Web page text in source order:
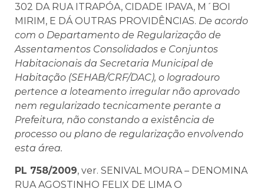
302 DA RUA ITRAPÓA, CIDADE IPAVA, M´BOI
MIRIM, E DÁ OUTRAS PROVIDÊNCIAS. De acordo
com o Departamento de Regularização de
Assentamentos Consolidados e Conjuntos
Habitacionais da Secretaria Municipal de
Habitação (SEHAB/CRF/DAC), o logradouro
pertence a loteamento irregular não aprovado
nem regularizado tecnicamente perante a
Prefeitura, não constando a existência de
processo ou plano de regularização envolvendo
esta área.
PL 758/2009, ver. SENIVAL MOURA – DENOMINA
RUA AGOSTINHO FELIX DE LIMA O